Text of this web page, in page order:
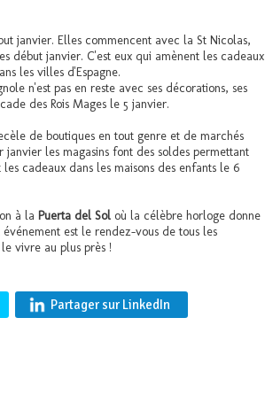
janvier. Elles commencent avec la St Nicolas,
début janvier. C'est eux qui amènent les cadeaux
les villes d'Espagne.
n'est pas en reste avec ses décorations, ses
des Rois Mages le 5 janvier.
de boutiques en tout genre et de marchés
les magasins font des soldes permettant
cadeaux dans les maisons des enfants le 6
à la Puerta del Sol où la célèbre horloge donne
est le rendez-vous de tous les
vivre au plus près !
Partager sur LinkedIn